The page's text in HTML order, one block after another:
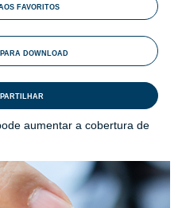
FAVORITOS
DOWNLOAD
aumentar a cobertura de